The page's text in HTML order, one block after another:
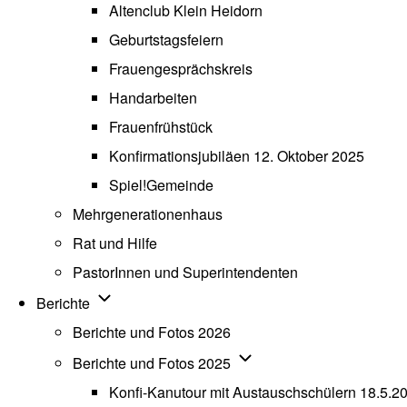
Altenclub Klein Heidorn
Geburtstagsfeiern
Frauengesprächskreis
Handarbeiten
Frauenfrühstück
Konfirmationsjubiläen 12. Oktober 2025
Spiel!Gemeinde
Mehrgenerationenhaus
Rat und Hilfe
PastorInnen und Superintendenten
Berichte Unternavigation von Berichte
Berichte und Fotos 2026
Berichte und Fotos 2025 Unternavigation von
Konfi-Kanutour mit Austauschschülern